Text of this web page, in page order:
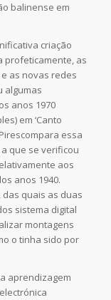
balinense em
criação
profeticamente, as
as novas redes
algumas
anos 1970
em ‘Canto
Pirescompara essa
que se verificou
aos
anos 1940.
quais as duas
sistema digital
montagens
o tinha sido por
aprendizagem